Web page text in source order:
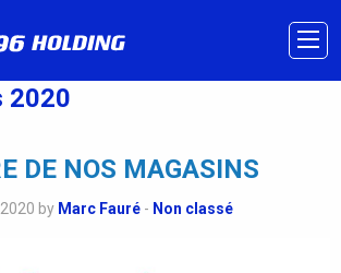
2020
DE NOS MAGASINS
by Marc Fauré - Non classé